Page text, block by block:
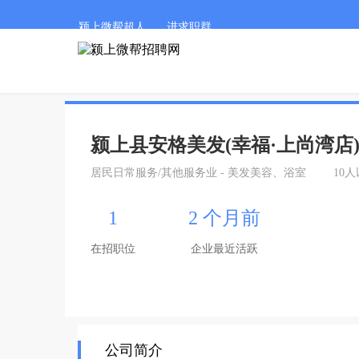
颍上微帮超人 进求职群
颍上县安格美发(幸福·上尚湾店)
居民日常服务/其他服务业 - 美发美容、浴室 10人
1
在招职位
2 个月前
企业最近活跃
公司简介